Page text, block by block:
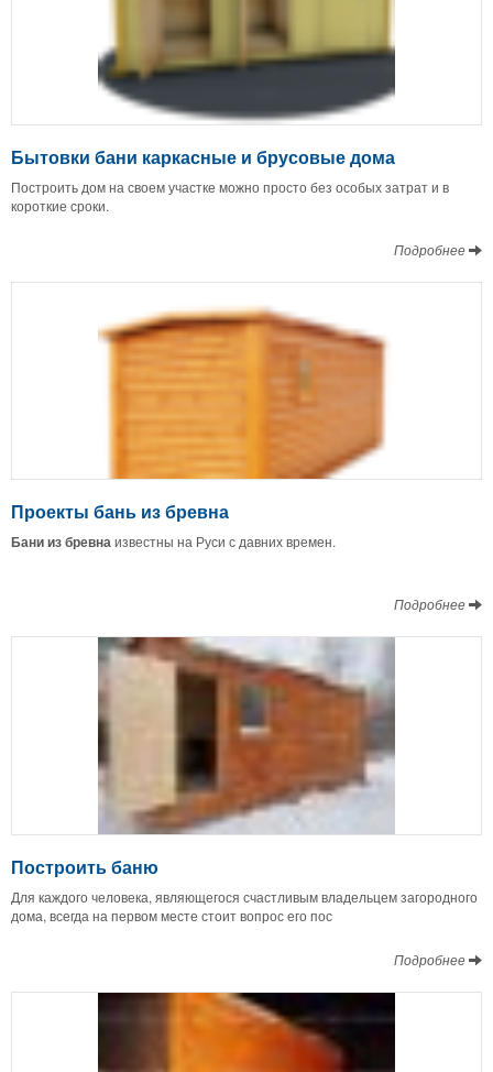
Бытовки бани каркасные и брусовые дома
Построить дом на своем участке можно просто без особых затрат и в
короткие сроки.
Подробнее
Проекты бань из бревна
Бани из бревнаизвестны на Руси с давних времен.
Подробнее
Построить баню
Для каждого человека, являющегося счастливым владельцем загородного
дома, всегда на первом месте стоит вопрос его пос
Подробнее